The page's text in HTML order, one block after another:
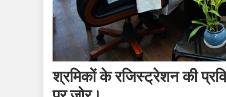
श्रमिकों के रजिस्ट्रेशन की